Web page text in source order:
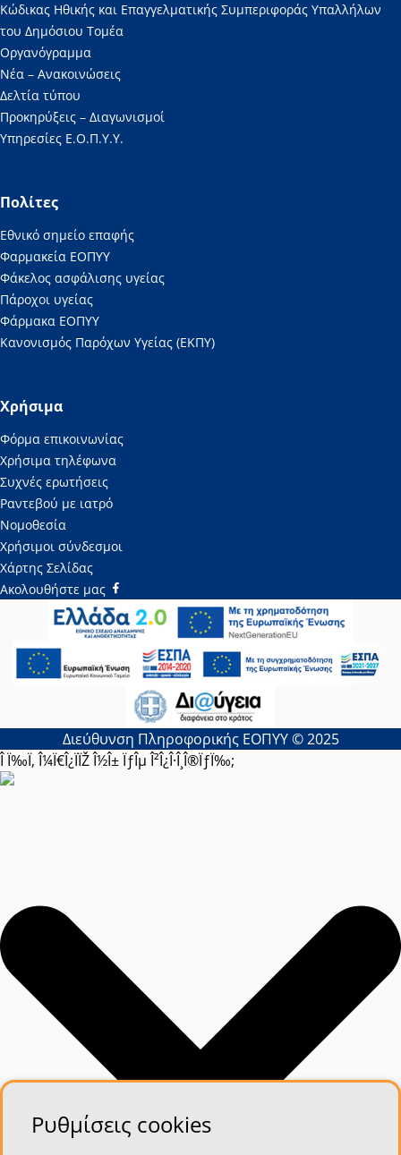
Κώδικας Ηθικής και Επαγγελματικής Συμπεριφοράς Υπαλλήλων
του Δημόσιου Τομέα
Οργανόγραμμα
Νέα – Ανακοινώσεις
Δελτία τύπου
Προκηρύξεις – Διαγωνισμοί
Υπηρεσίες Ε.Ο.Π.Υ.Υ.
Πολίτες
Εθνικό σημείο επαφής
Φαρμακεία ΕΟΠΥΥ
Φάκελος ασφάλισης υγείας
Πάροχοι υγείας
Φάρμακα ΕΟΠΥΥ
Κανονισμός Παρόχων Υγείας (ΕΚΠΥ)
Χρήσιμα
Φόρμα επικοινωνίας
Χρήσιμα τηλέφωνα
Συχνές ερωτήσεις
Ραντεβού με ιατρό
Νομοθεσία
Χρήσιμοι σύνδεσμοι
Χάρτης Σελίδας
Ακολουθήστε μας
Διεύθυνση Πληροφορικής ΕΟΠΥΥ © 2025
Ρυθμίσεις cookies
Î Ï‰Ï‚ Î¼Ï€Î¿ÏÏŽ Î½Î± ÏƒÎµ Î²Î¿Î·Î¸Î®ÏƒÏ‰;